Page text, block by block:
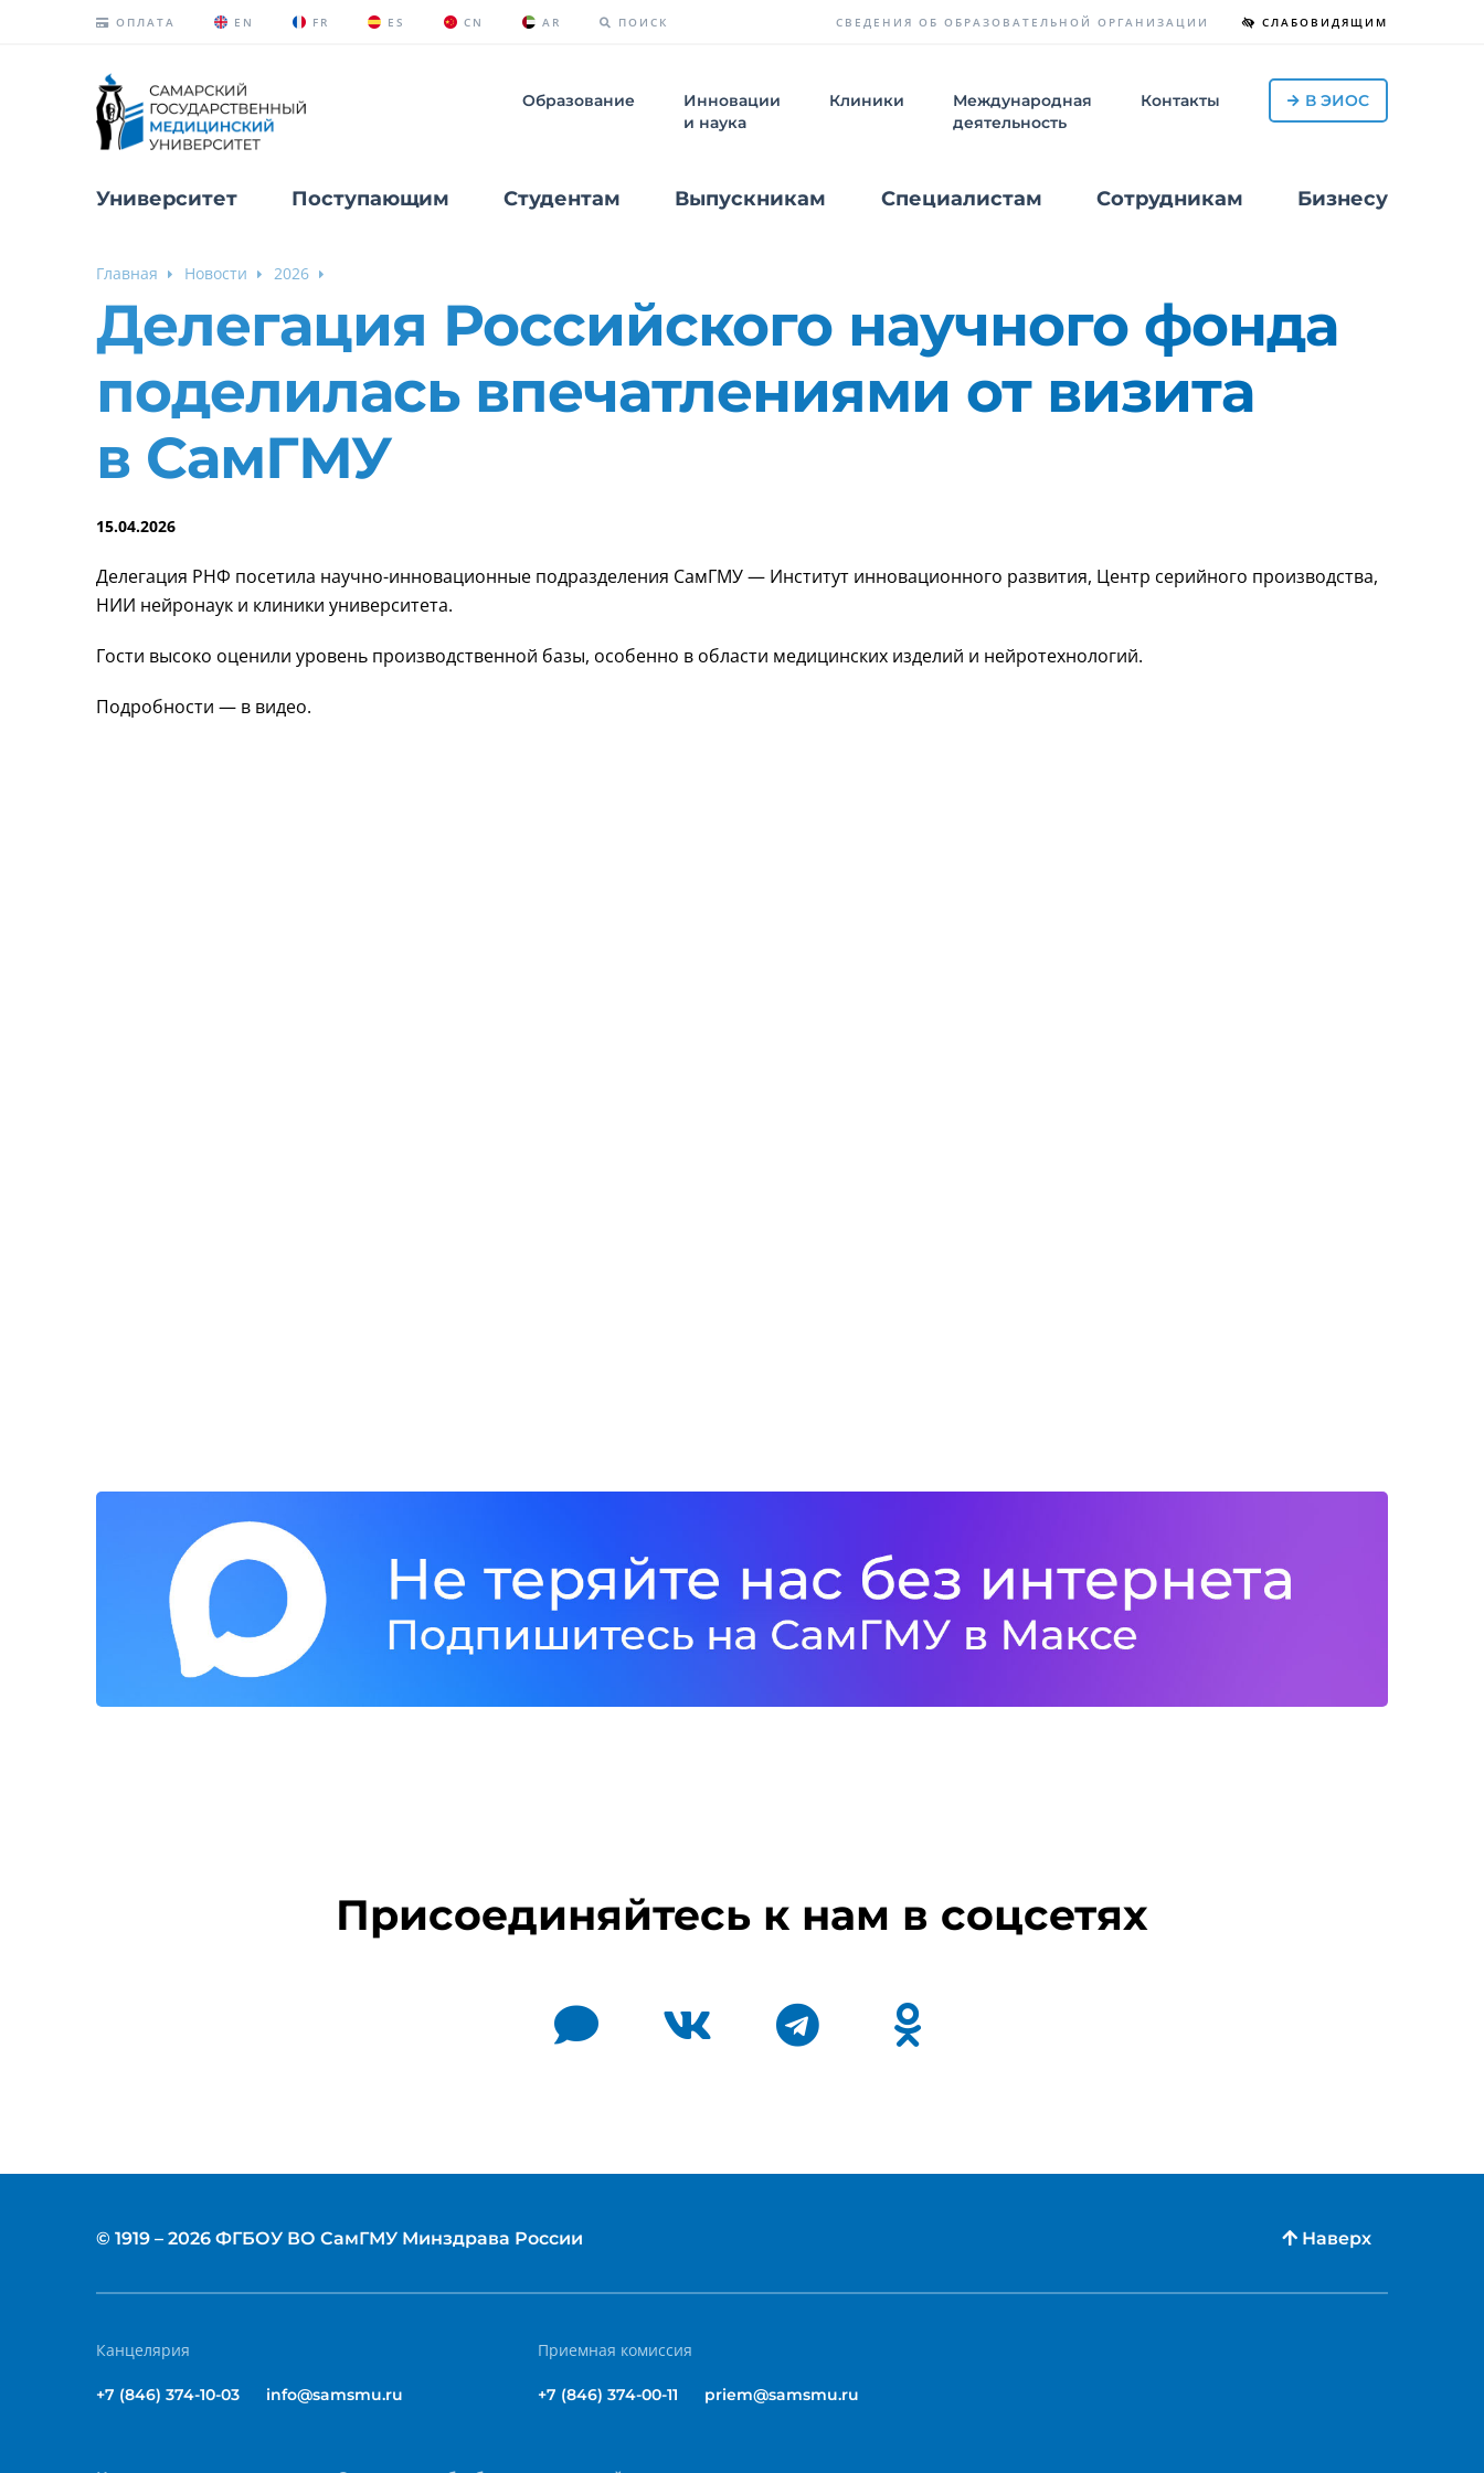
ОПЛАТА EN FR ES CN AR ПОИСК СЛАБОВИДЯЩИМ
СВЕДЕНИЯ ОБ ОБРАЗОВАТЕЛЬНОЙ ОРГАНИЗАЦИИ
Образование
Инновации
и наука
Клиники
Международная
деятельность
Контакты В ЭИОС
Университет Поступающим Студентам Выпускникам Специалистам Сотрудникам Бизнесу
Главная Новости 2026
Делегация Российского научного фонда
поделилась впечатлениями от визита
в СамГМУ
15.04.2026
Делегация РНФ посетила научно-инновационные подразделения СамГМУ — Институт инновационного развития, Центр серийного производства,
НИИ нейронаук и клиники университета.
Гости высоко оценили уровень производственной базы, особенно в области медицинских изделий и нейротехнологий.
Подробности — в видео.
Присоединяйтесь к нам в соцсетях
© 1919 – 2026 ФГБОУ ВО СамГМУ Минздрава России Наверх
Канцелярия
+7 (846) 374-10-03 info@samsmu.ru
Приемная комиссия
+7 (846) 374-00-11 priem@samsmu.ru